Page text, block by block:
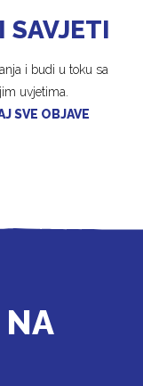
SAVJETI
i budi u toku sa
uvjetima.
SVE OBJAVE
NA